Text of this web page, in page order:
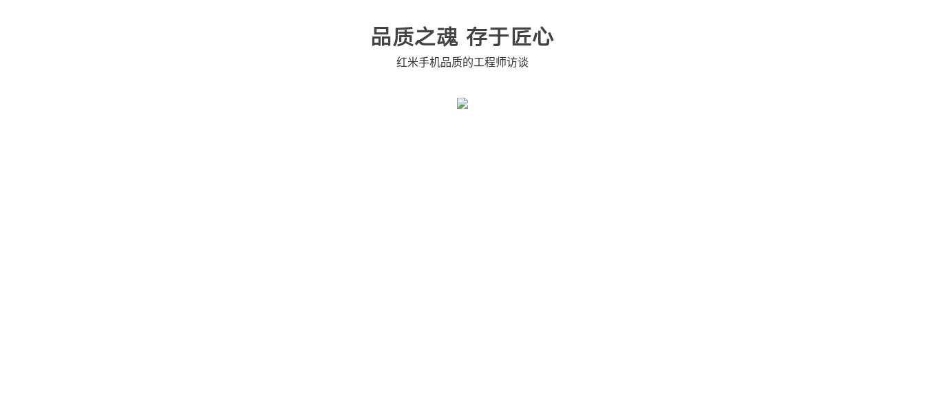
品质之魂 存于匠心
红米手机品质的工程师访谈